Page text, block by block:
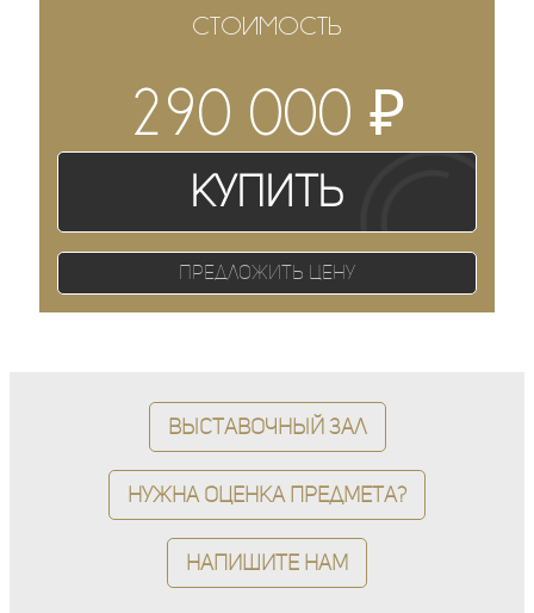
СТОИМОСТЬ
290 000 ₽
Купить
Предложить цену
Выставочный зал
Нужна оценка предмета?
Напишите нам